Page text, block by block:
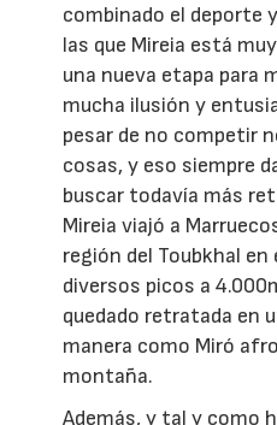
combinado el deporte
las que Mireia está
una nueva etapa para
mucha ilusión y
pesar de no competir
cosas, y eso siempre
buscar todavía más
Mireia viajó a
región del Toubkhal
diversos picos a
quedado retratada en
manera como Miró
montaña.
Además, y tal y como